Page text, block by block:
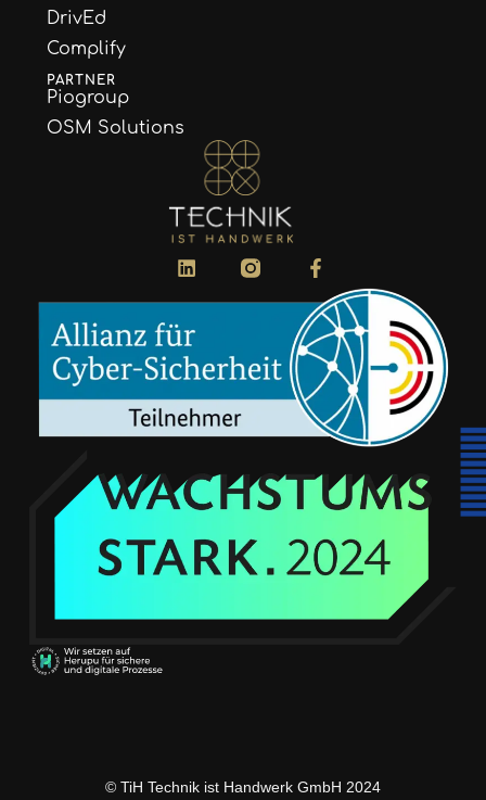
DrivEd
Complify
PARTNER
Piogroup
OSM Solutions
© TiH Technik ist Handwerk GmbH 2024